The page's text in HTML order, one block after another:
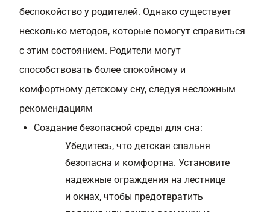
беспокойство у родителей. Однако существует
несколько методов, которые помогут справиться
с этим состоянием. Родители могут
способствовать более спокойному и
комфортному детскому сну, следуя несложным
рекомендациям
Создание безопасной среды для сна:
Убедитесь, что детская спальня
безопасна и комфортна. Установите
надежные ограждения на лестнице
и окнах, чтобы предотвратить